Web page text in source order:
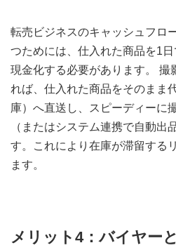
転売ビジネスのキャッシュフロ
つためには、仕入れた商品を1日
現金化する必要があります。 撮
れば、仕入れた商品をそのまま
庫）へ直送し、スピーディーに
（またはシステム連携で自動出
す。これにより在庫が滞留する
ます。
メリット4：バイヤー